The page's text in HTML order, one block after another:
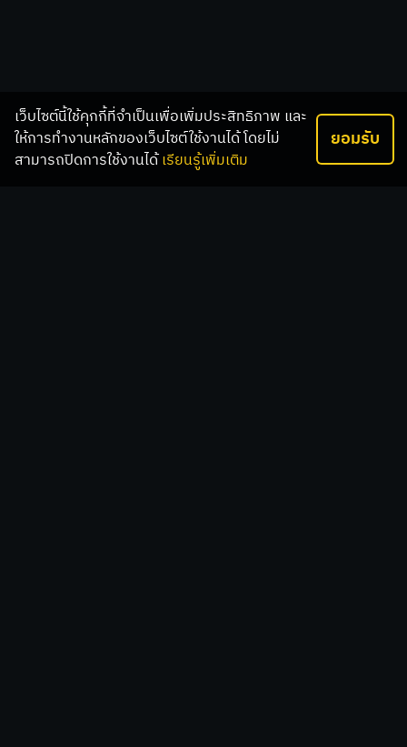
เว็บไซต์นี้ใช้คุกกี้ที่จำเป็นเพื่อเพิ่มประสิทธิภาพ และ
ให้การทำงานหลักของเว็บไซต์ใช้งานได้ โดยไม่
สามารถปิดการใช้งานได้เรียนรู้เพิ่มเติม
ยอมรับ